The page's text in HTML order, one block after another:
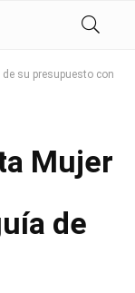
su presupuesto con
Mujer
de